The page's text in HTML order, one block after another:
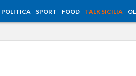
POLITICA SPORT FOOD TALK SICILIA